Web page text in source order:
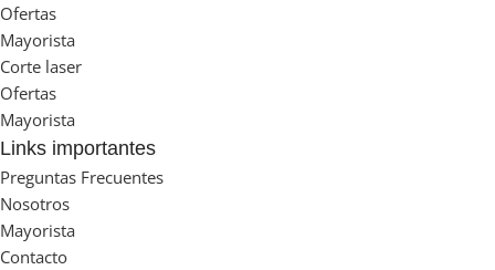
Ofertas
Mayorista
Corte laser
Ofertas
Mayorista
Links importantes
Preguntas Frecuentes
Nosotros
Mayorista
Contacto